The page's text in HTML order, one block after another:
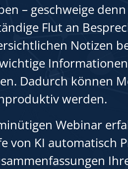
– geschweige
Flut an
Notizen
Dadurch können
werden.
Webinar
von KI automatisch